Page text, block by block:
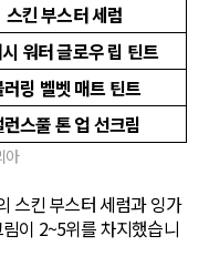
스킨 부스터 세럼
워터 글로우 립 틴트
링 벨벳 매트 틴트
런스풀 톤 업 선크림
아
스킨 부스터 세럼과 잉가
이 2~5위를 차지했습니